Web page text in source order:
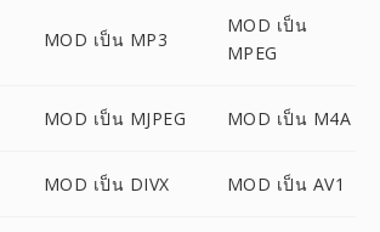
MOD เป็น MP3
MOD เป็น
MPEG
MOD เป็น MJPEG MOD เป็น M4A
MOD เป็น DIVX MOD เป็น AV1